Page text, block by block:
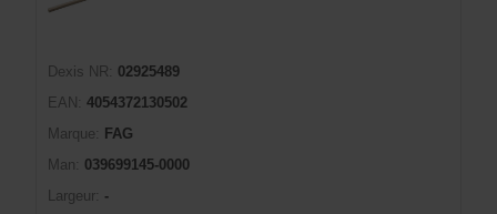
Dexis NR:
02925489
EAN:
4054372130502
Marque:
FAG
Man:
039699145-0000
Largeur: -